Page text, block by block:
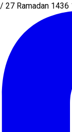
27 Ramadan 1436